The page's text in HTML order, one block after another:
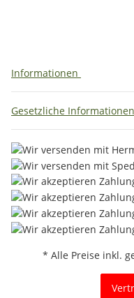
Informationen
Gesetzliche Informationen
* Alle Preise inkl.